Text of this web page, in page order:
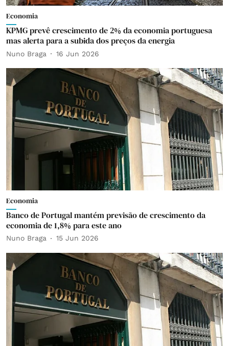
Economia
KPMG prevê crescimento de 2% da economia portuguesa
mas alerta para a subida dos preços da energia
Nuno Braga 16 Jun 2026
Economia
Banco de Portugal mantém previsão de crescimento da
economia de 1,8% para este ano
Nuno Braga 15 Jun 2026